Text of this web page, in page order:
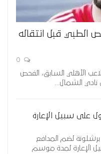
الطبي قبل انتقاله
الأهلي السابق، الفحص
نادي الشمال…
على سبيل الإعارة
لضم المدافع
الإعارة لمدة موسم